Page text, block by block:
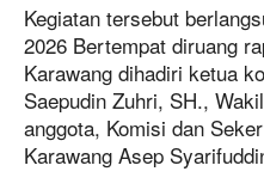
Kegiatan tersebut
2026 Bertempat diruang
Karawang dihadiri ketua
Saepudin Zuhri, SH.,
anggota, Komisi dan
Karawang Asep